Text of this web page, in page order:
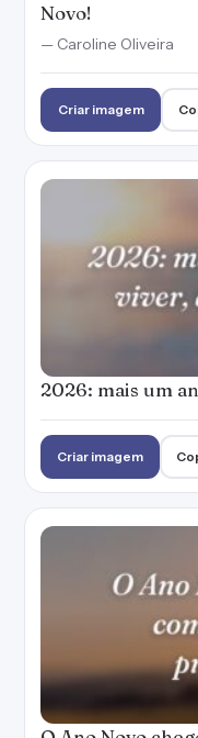
Novo!
— Caroline Oliveira
Criar imagem
2026: mais um
Criar imagem